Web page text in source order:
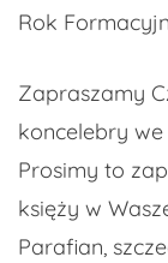
Rok
Zapraszamy
koncelebry we
Prosimy to
księży w
Parafian,